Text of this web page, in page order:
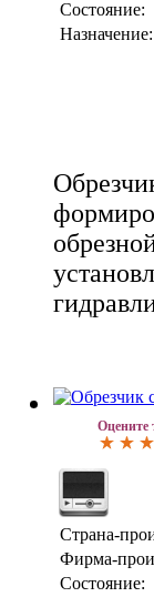
Состояние:
Назначение:
Оцените
Страна-
Фирма-
Состояние: